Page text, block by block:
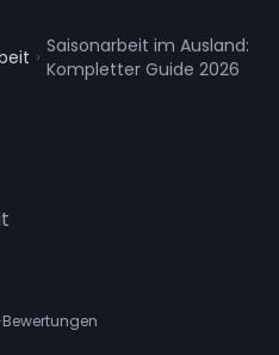
Saisonarbeit im Ausland:
Kompletter Guide 2026